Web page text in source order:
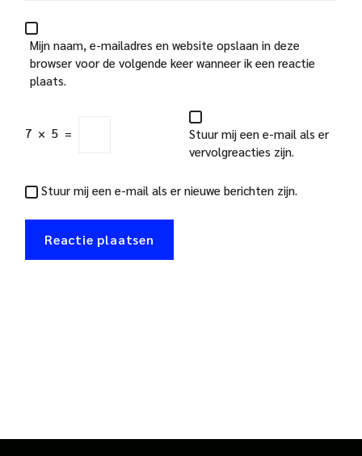
Mijn naam, e-mailadres en website opslaan in deze
browser voor de volgende keer wanneer ik een reactie
plaats.
7 × 5 =
Stuur mij een e-mail als er
vervolgreacties zijn.
Stuur mij een e-mail als er nieuwe berichten zijn.